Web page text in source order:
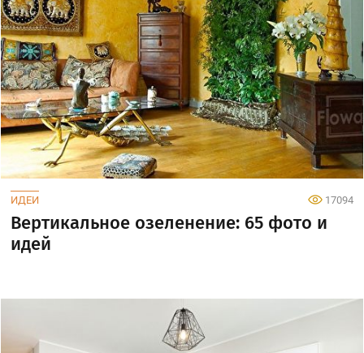
ИДЕИ 17094
Вертикальное озеленение: 65 фото и
идей